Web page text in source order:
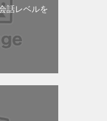
話レベルを